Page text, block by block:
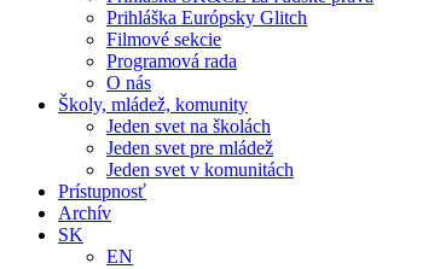
Prihláška Európsky Glitch
Filmové sekcie
Programová rada
O nás
Školy, mládež, komunity
Jeden svet na školách
Jeden svet pre mládež
Jeden svet v komunitách
Prístupnosť
Archív
SK
EN